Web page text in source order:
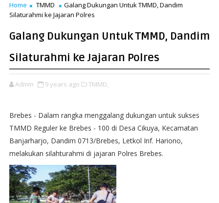
Home TMMD
Galang Dukungan Untuk TMMD, Dandim
Silaturahmi ke Jajaran Polres
Galang Dukungan Untuk TMMD, Dandim
Silaturahmi ke Jajaran Polres
Admin 9 years ago TMMD,
Brebes - Dalam rangka menggalang dukungan untuk sukses
TMMD Reguler ke Brebes - 100 di Desa Cikuya, Kecamatan
Banjarharjo, Dandim 0713/Brebes, Letkol Inf. Hariono,
melakukan silahturahmi di jajaran Polres Brebes.